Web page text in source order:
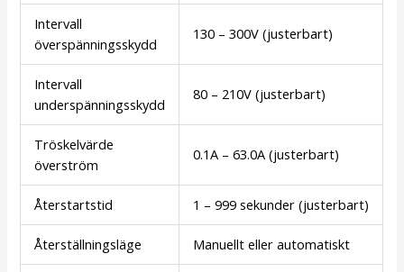
Intervall
överspänningsskydd
130 – 300V (justerbart)
Intervall
underspänningsskydd
80 – 210V (justerbart)
Tröskelvärde
överström
0.1A – 63.0A (justerbart)
Återstartstid 1 – 999 sekunder (justerbart)
Återställningsläge Manuellt eller automatiskt